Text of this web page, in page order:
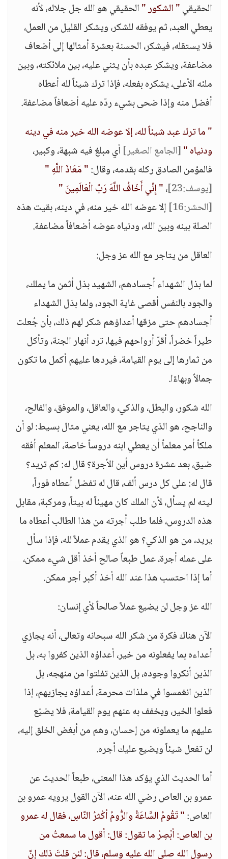
الحقيقي" الشكور "الحقيقي هو الله جل جلاله، لأنه
يعطي العبد، ثم يوفقه للشكر، ويشكر القليل من العمل،
فلا يستقله، فيشكر، الحسنة بعشرة أمثالها إلى أضعاف
مضاعفة، ويشكر عبده بأن يثني عليه، بين ملائكته، وبين
ملئه الأعلى، يشكره بفعله، فإذا ترك شيئاً لله أعطاه
أفضل منه وإذا ضحى بشيء ردّه عليه أضعافاً مضاعفة.
" ما ترك عبد شيئاً لله، إلا عوضه الله خير منه في دينه
ودنياه "[الجامع الصغير] أي مبلغ فيه شبهة، وكبير،
فالمؤمن الصادق ركله بقدمه، وقال:" مَعَاذَ اللَّهِ "
[يوسف:23]
،" إِنِّي أَخَافُ اللَّهَ رَبَّ الْعَالَمِينَ "
[الحشر:16]
إلا عوضه الله خير منه، في دينه، بقيت هذه
الصلة بينه وبين الله، ودنياه عوضه أضعافاً مضاعفة.
العاقل من يتاجر مع الله عز وجل:
لما بذل الشهداء أجسادهم، الشهيد بذل أثمن ما يملك،
والجود بالنفس أقصى غاية الجود، ولما بذل الشهداء
أجسادهم حتى مزقها أعداؤهم شكر لهم ذلك، بأن جُعلت
طيراً خضراً، أقرّ أرواحهم فيها، ترد أنهار الجنة، وتأكل
من ثمارها إلى يوم القيامة، فيردها عليهم أكمل ما تكون
جمالاً وبهاءًا.
الله شكور، والبطل، والذكي، والعاقل، والموفق، والفالح،
والناجح، هو الذي يتاجر مع الله، يعني مثال بسيط: لو أن
ملكاً أمر معلماً أن يعطي ابنه دروساً خاصة، المعلم أفقه
ضيق، بعد عشرة دروس أين الأجرة؟ قال له: كم تريد؟
قال له: على كل درس ألف، قال له تفضل أعطاه فوراً،
ليته لم يسأل، لأن الملك كان مهيئاً له بيتاً، ومركبة، مقابل
هذه الدروس، فلما طلب أجرته من هذا الطالب أعطاه ما
يريد، من هو الذكي؟ هو الذي يقدم عملاً لله، فإذا سأل
على عمله أجرة، عمل طبعاً صالح أخذ أقل شيء ممكن،
أما إذا احتسب هذا عند الله أخذ أكبر أجر ممكن.
الله عز وجل لن يضيع عملاً صالحاً لأي إنسان:
الآن هناك فكرة من شكر الله سبحانه وتعالى، أنه يجازي
أعداءه بما يفعلونه من خير، أعداؤه الذين كفروا به، بل
الذين أنكروا وجوده، بل الذين تفلتوا من منهجه، بل
الذين انغمسوا في ملذات محرمة، أعداؤه يجازيهم، إذا
فعلوا الخير، ويخفف به عنهم يوم القيامة، فلا يضيّع
عليهم ما يعملونه من إحسان، وهم من أبغض الخلق إليه،
لن تفعل شيئاً ويضيع عليك أجره.
أما الحديث الذي يؤكد هذا المعنى، طبعاً الحديث عن
عمرو بن العاص رضي الله عنه، الآن القول يرويه عمرو بن
العاص:" تَقُومُ السَّاعَةُ والرُّومُ أكْثرُ النَّاسِ، فقال له عمرو
بن العاص: أبْصِرْ ما تقول: قال: أقول ما سمعتُ من
رسولِ الله صلى الله عليه وسلم، قال: لئن قلتَ ذلك إنَّ